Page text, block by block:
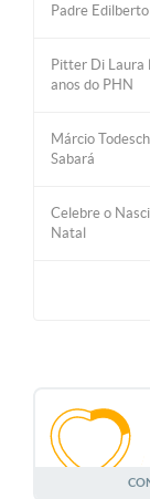
Padre
Pitter Di Laura
anos do PHN
Márcio
Sabará
Celebre o
Natal